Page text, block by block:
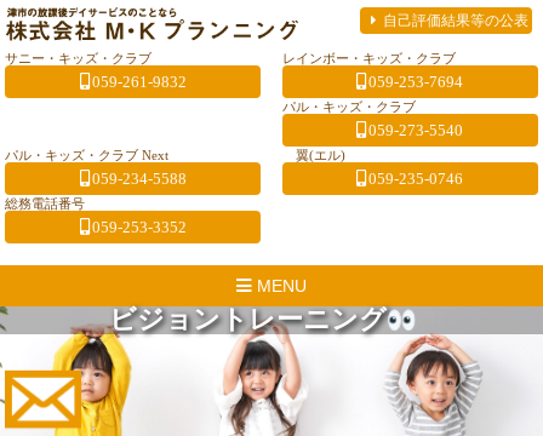
自己評価結果等の公表
サニー・キッズ・クラブ
059-261-9832
レインボー・キッズ・クラブ
059-253-7694
パル・キッズ・クラブ
059-273-5540
パル・キッズ・クラブ Next
059-234-5588
翼(エル)
059-235-0746
総務電話番号
059-253-3352
MENU
ビジョントレーニング